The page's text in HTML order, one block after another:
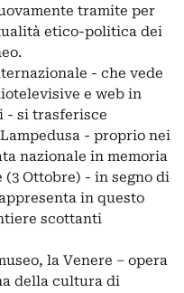
tramite per
etico-politica dei
- che vede
e web in
- si trasferisce
- proprio nei
nazionale in memoria
Ottobre) - in segno di
in questo
scottanti
la Venere – opera
della cultura di